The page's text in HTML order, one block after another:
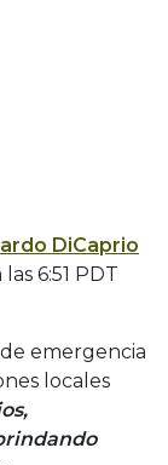
DiCaprio
6:51 PDT
emergencia
locales